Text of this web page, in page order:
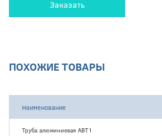
Заказать
ПОХОЖИЕ ТОВАРЫ
Наименование
Труба алюминиевая АВТ1